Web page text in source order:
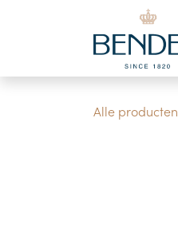
Overslaan naar inhoud
Alle producten